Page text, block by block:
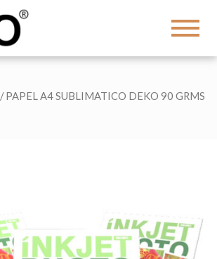
/ PAPEL A4 SUBLIMATICO DEKO 90 GRMS